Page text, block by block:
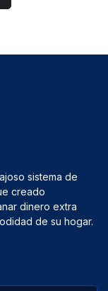
sistema de
creado
dinero extra
de su hogar.